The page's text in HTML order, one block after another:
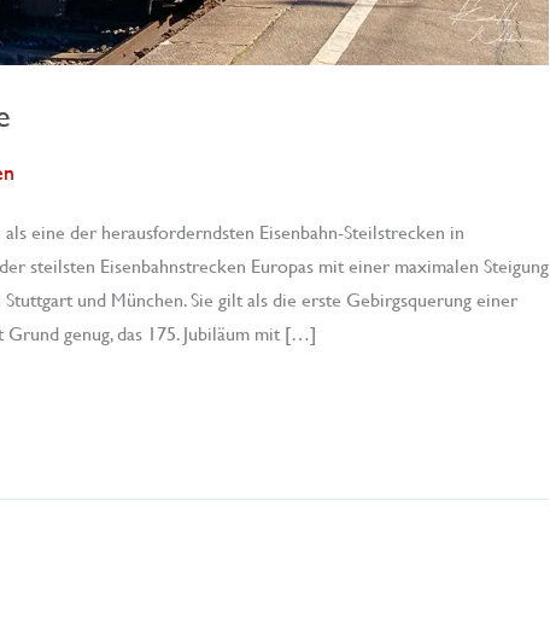
eine der herausforderndsten Eisenbahn-Steilstrecken in
steilsten Eisenbahnstrecken Europas mit einer maximalen Steigung
und München. Sie gilt als die erste Gebirgsquerung einer
genug, das 175. Jubiläum mit […]